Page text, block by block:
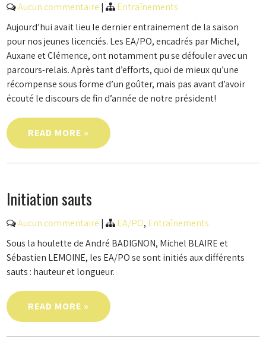
Aucun commentaire |
Entraînements
Aujourd’hui avait lieu le dernier entrainement de la saison
pour nos jeunes licenciés. Les EA/PO, encadrés par Michel,
Auxane et Clémence, ont notamment pu se défouler avec un
parcours-relais. Après tant d’efforts, quoi de mieux qu’une
récompense sous forme d’un goûter, mais pas avant d’avoir
écouté le discours de fin d’année de notre président!
READ MORE »
Initiation sauts
Aucun commentaire | EA/PO, Entraînements
Sous la houlette de André BADIGNON, Michel BLAIRE et
Sébastien LEMOINE, les EA/PO se sont initiés aux différents
sauts : hauteur et longueur.
READ MORE »